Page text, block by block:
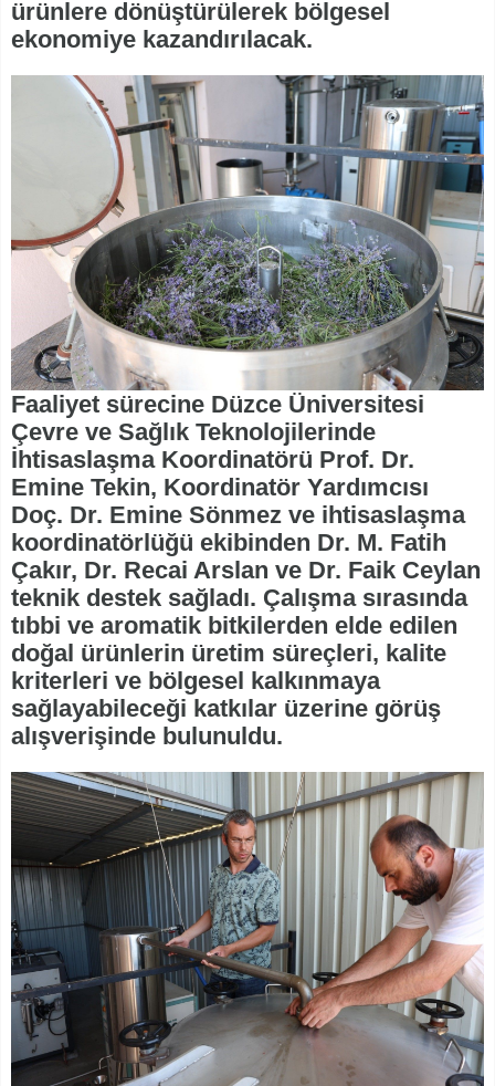
ürünlere dönüştürülerek bölgesel
ekonomiye kazandırılacak.
Faaliyet sürecine Düzce Üniversitesi
Çevre ve Sağlık Teknolojilerinde
İhtisaslaşma Koordinatörü Prof. Dr.
Emine Tekin, Koordinatör Yardımcısı
Doç. Dr. Emine Sönmez ve ihtisaslaşma
koordinatörlüğü ekibinden Dr. M. Fatih
Çakır, Dr. Recai Arslan ve Dr. Faik Ceylan
teknik destek sağladı. Çalışma sırasında
tıbbi ve aromatik bitkilerden elde edilen
doğal ürünlerin üretim süreçleri, kalite
kriterleri ve bölgesel kalkınmaya
sağlayabileceği katkılar üzerine görüş
alışverişinde bulunuldu.